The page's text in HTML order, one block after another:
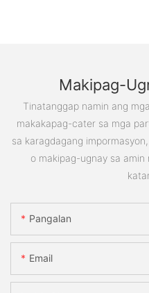
Makipag-
Tinatanggap namin ang
makakapag-cater sa mga
sa karagdagang
o makipag-ugnay sa
Pangalan
Email